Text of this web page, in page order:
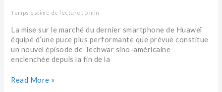
Temps estimé de lecture : 5 min
La mise sur le marché du dernier smartphone de Huaweï
équipé d’une puce plus performante que prévue constitue
un nouvel épisode de Techwar sino-américaine
enclenchée depuis la fin de la
Read More »